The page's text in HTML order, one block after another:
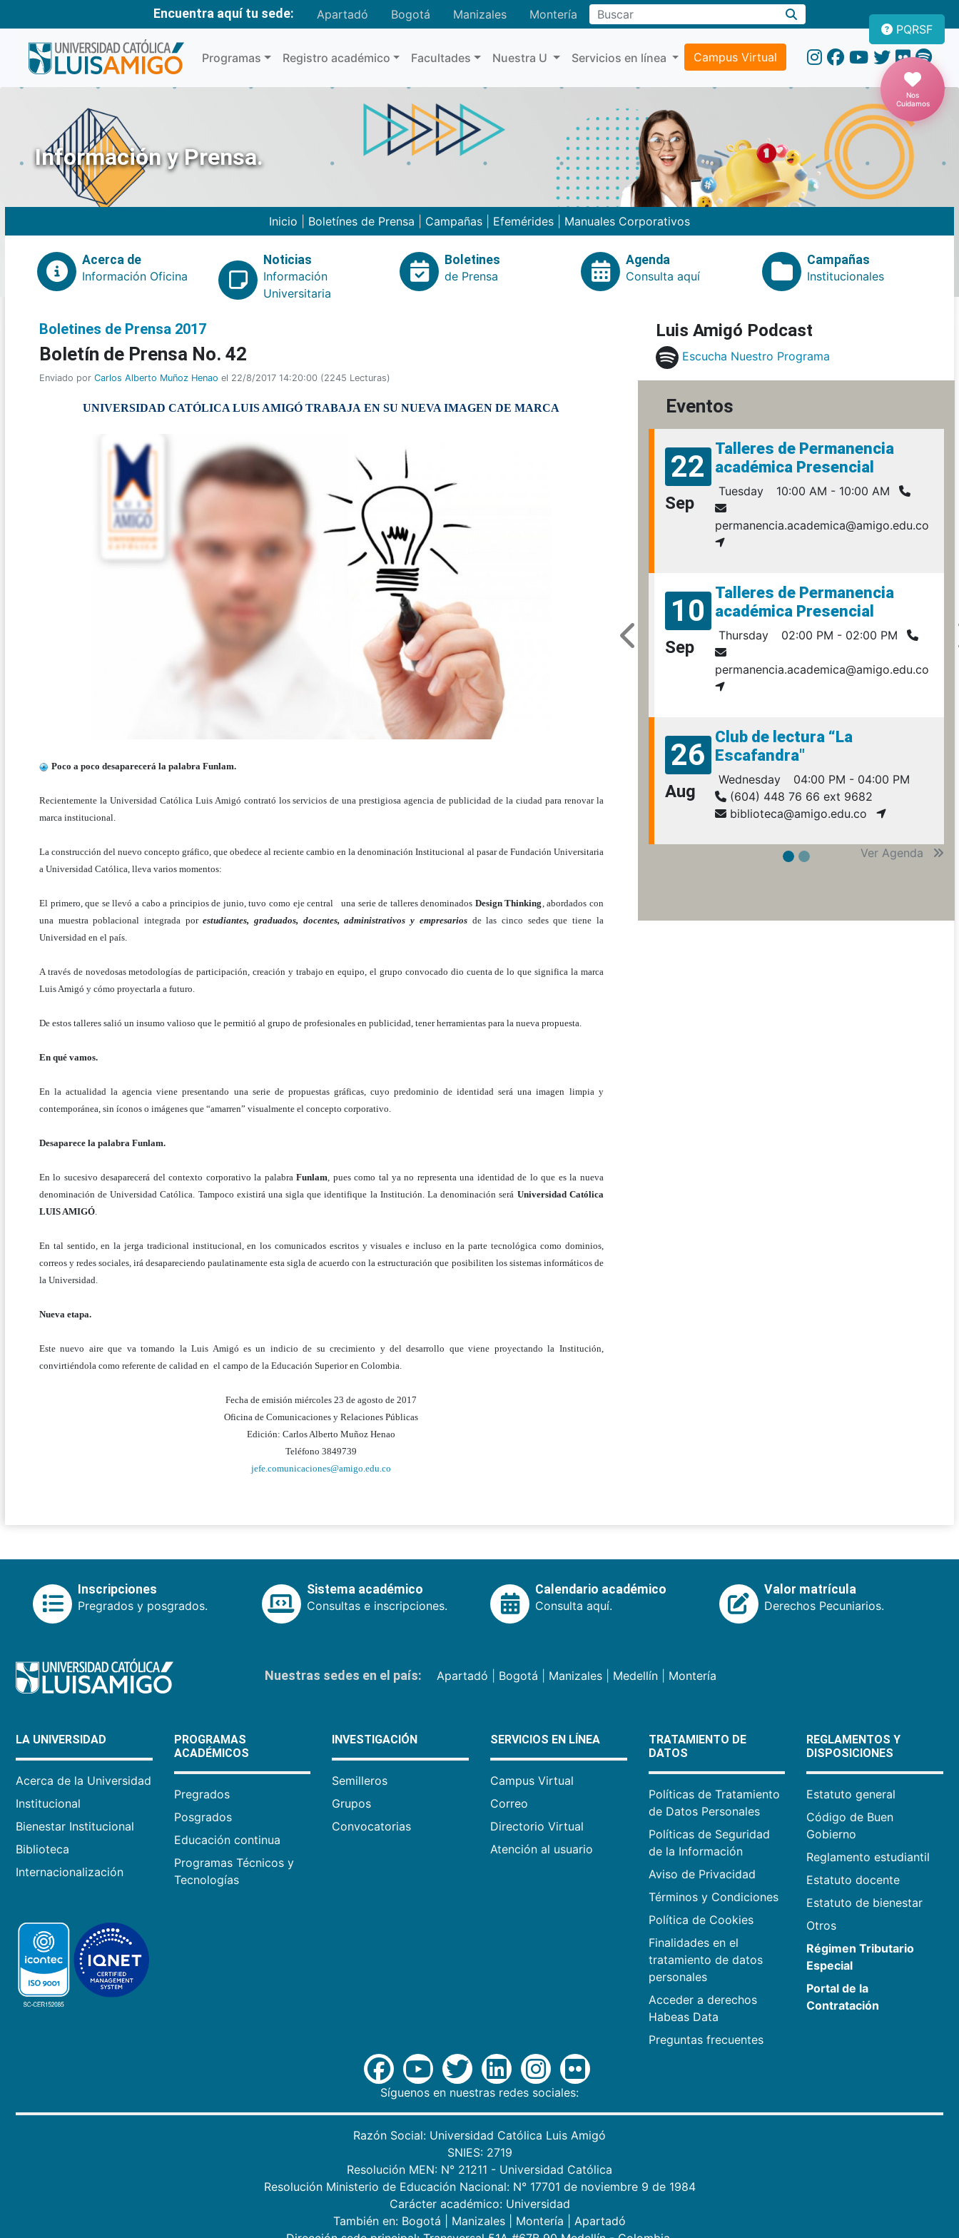
Encuentra aquí tu sede: Apartadó Bogotá Manizales MonteríaBuscar
Programas Registro académico Facultades Nuestra U Servicios en línea Campus Virtual
PQRSF
Nos
Cuidamos
Información y Prensa.
Inicio Boletínes de Prensa Campañas Efemérides Manuales Corporativos
Acerca de
Información Oficina
Noticias
Información
Universitaria
Boletines
de Prensa
Agenda
Consulta aquí
Campañas
Institucionales
Boletines de Prensa 2017
Boletí­n de Prensa No. 42
Enviado por Carlos Alberto Muñoz Henao el 22/8/2017 14:20:00 (2245 Lecturas)
UNIVERSIDAD CATÓLICA LUIS AMIGÓ TRABAJA EN SU NUEVA IMAGEN DE MARCA
Poco a poco desaparecerá la palabra Funlam.
Recientemente la Universidad Católica Luis Amigó contrató los servicios de una prestigiosa agencia de publicidad de la ciudad para renovar la
marca institucional.
La construcción del nuevo concepto gráfico, que obedece al reciente cambio en la denominación Institucional al pasar de Fundación Universitaria
a Universidad Católica, lleva varios momentos:
El primero, que se llevó a cabo a principios de junio, tuvo como eje central una serie de talleres denominados Design Thinking, abordados con
una muestra poblacional integrada porestudiantes, graduados, docentes, administrativos y empresariosde las cinco sedes que tiene la
Universidad en el país.
A través de novedosas metodologías de participación, creación y trabajo en equipo, el grupo convocado dio cuenta de lo que significa la marca
Luis Amigó y cómo proyectarla a futuro.
De estos talleres salió un insumo valioso que le permitió al grupo de profesionales en publicidad, tener herramientas para la nueva propuesta.
En qué vamos.
En la actualidad la agencia viene presentando una serie de propuestas gráficas, cuyo predominio de identidad será una imagen limpia y
contemporánea, sin íconos o imágenes que “amarren” visualmente el concepto corporativo.
Desaparece la palabra Funlam.
En lo sucesivo desaparecerá del contexto corporativo la palabraFunlam, pues como tal ya no representa una identidad de lo que es la nueva
denominación de Universidad Católica. Tampoco existirá una sigla que identifique la Institución. La denominación será Universidad Católica
LUIS AMIGÓ.
En tal sentido, en la jerga tradicional institucional, en los comunicados escritos y visuales e incluso en la parte tecnológica como dominios,
correos y redes sociales, irá desapareciendo paulatinamente esta sigla de acuerdo con la estructuración que posibiliten los sistemas informáticos de
la Universidad.
Nueva etapa.
Este nuevo aire que va tomando la Luis Amigó es un indicio de su crecimiento y del desarrollo que viene proyectando la Institución,
convirtiéndola como referente de calidad en el campo de la Educación Superior en Colombia.
Fecha de emisión miércoles 23 de agosto de 2017
Oficina de Comunicaciones y Relaciones Públicas
Edición: Carlos Alberto Muñoz Henao
Teléfono 3849739
jefe.comunicaciones@amigo.edu.co
Luis Amigó Podcast
Escucha Nuestro Programa
Eventos
22
Sep
Talleres de Permanencia
académica Presencial
Tuesday 10:00 AM - 10:00 AM
permanencia.academica@amigo.edu.co
10
Sep
Talleres de Permanencia
académica Presencial
Thursday 02:00 PM - 02:00 PM
permanencia.academica@amigo.edu.co
26
Aug
Club de lectura “La
Escafandra"
Wednesday
04:00 PM - 04:00 PM
(604) 448 76 66 ext 9682
biblioteca@amigo.edu.co
Ver Agenda
Inscripciones
Pregrados y posgrados.
Sistema académico
Consultas e inscripciones.
Calendario académico
Consulta aquí.
Valor matrícula
Derechos Pecuniarios.
Nuestras sedes en el país: Apartadó Bogotá Manizales| Medellín| Montería
LA UNIVERSIDAD
Acerca de la Universidad
Institucional
Bienestar Institucional
Biblioteca
Internacionalización
PROGRAMAS
ACADÉMICOS
Pregrados
Posgrados
Educación continua
Programas Técnicos y
Tecnologías
INVESTIGACIÓN
Semilleros
Grupos
Convocatorias
SERVICIOS EN LÍNEA
Campus Virtual
Correo
Directorio Virtual
Atención al usuario
TRATAMIENTO DE
DATOS
Políticas de Tratamiento
de Datos Personales
Políticas de Seguridad
de la Información
Aviso de Privacidad
Términos y Condiciones
Política de Cookies
Finalidades en el
tratamiento de datos
personales
Acceder a derechos
Habeas Data
Preguntas frecuentes
REGLAMENTOS Y
DISPOSICIONES
Estatuto general
Código de Buen
Gobierno
Reglamento estudiantil
Estatuto docente
Estatuto de bienestar
Otros
Régimen Tributario
Especial
Portal de la
Contratación
Síguenos en nuestras redes sociales:
Razón Social: Universidad Católica Luis Amigó
SNIES: 2719
Resolución MEN: N° 21211 - Universidad Católica
Resolución Ministerio de Educación Nacional: N° 17701 de noviembre 9 de 1984
Carácter académico: Universidad
También en: Bogotá Manizales Montería
Apartadó